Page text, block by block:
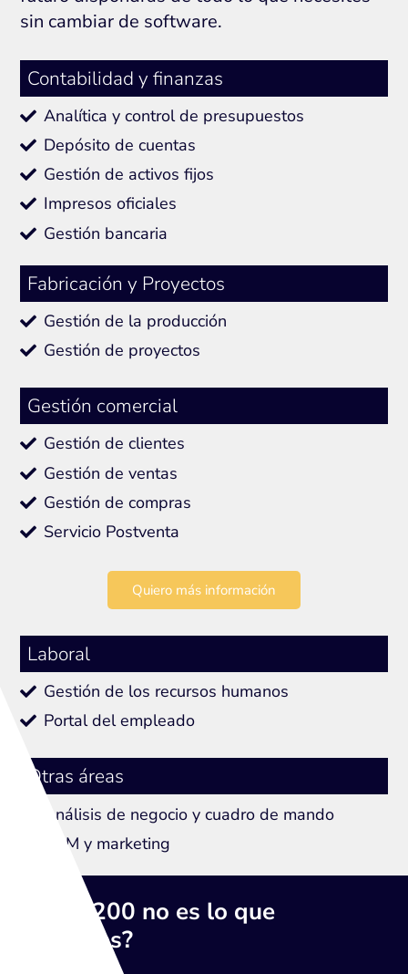
sin cambiar de software.
Contabilidad y finanzas
Analítica y control de presupuestos
Depósito de cuentas
Gestión de activos fijos
Impresos oficiales
Gestión bancaria
Fabricación y Proyectos
Gestión de la producción
Gestión de proyectos
Gestión comercial
Gestión de clientes
Gestión de ventas
Gestión de compras
Servicio Postventa
Quiero más información
Laboral
Gestión de los recursos humanos
Portal del empleado
Otras áreas
Análisis de negocio y cuadro de mando
CRM y marketing
¿Sage 200 no es lo que
necesitas?